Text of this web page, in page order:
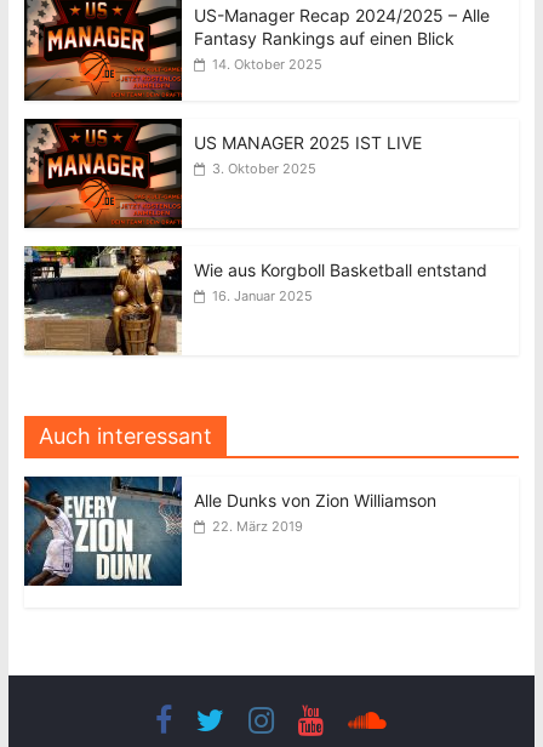
US-Manager Recap 2024/2025 – Alle
Fantasy Rankings auf einen Blick
14. Oktober 2025
US MANAGER 2025 IST LIVE
3. Oktober 2025
Wie aus Korgboll Basketball entstand
16. Januar 2025
Auch interessant
Alle Dunks von Zion Williamson
22. März 2019